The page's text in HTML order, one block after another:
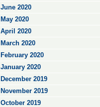
June 2020
May 2020
April 2020
March 2020
February 2020
January 2020
December 2019
November 2019
October 2019